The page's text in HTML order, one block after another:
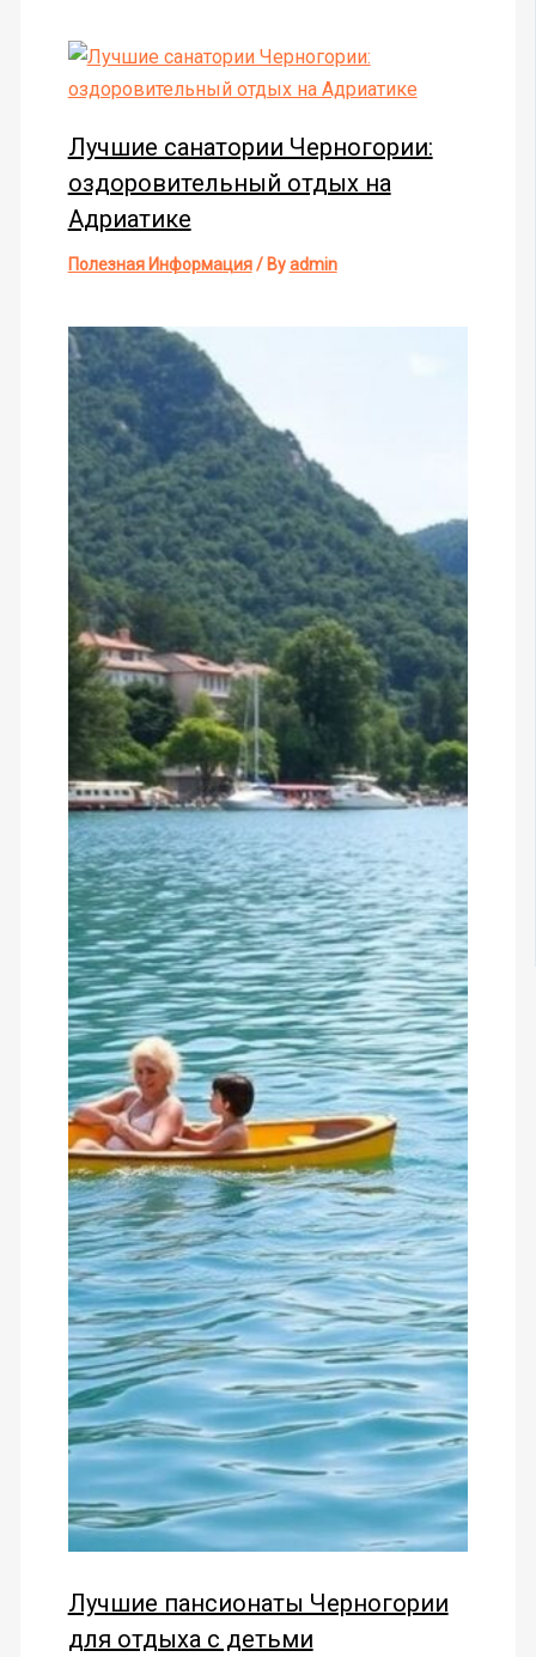
Лучшие санатории Черногории:
оздоровительный отдых на
Адриатике
Полезная Информация/ Byadmin
Лучшие пансионаты Черногории
для отдыха с детьми